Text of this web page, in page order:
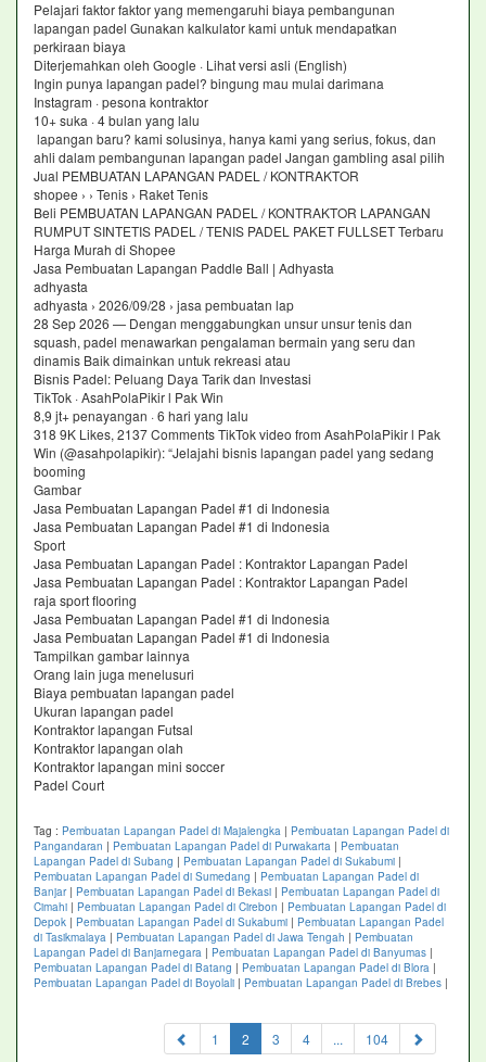
Pelajari faktor faktor yang memengaruhi biaya pembangunan
lapangan padel Gunakan kalkulator kami untuk mendapatkan
perkiraan biaya
Diterjemahkan oleh Google · Lihat versi asli (English)
Ingin punya lapangan padel? bingung mau mulai darimana
Instagram · pesona kontraktor
10+ suka · 4 bulan yang lalu
lapangan baru? kami solusinya, hanya kami yang serius, fokus, dan
ahli dalam pembangunan lapangan padel Jangan gambling asal pilih
Jual PEMBUATAN LAPANGAN PADEL / KONTRAKTOR
shopee › › Tenis › Raket Tenis
Beli PEMBUATAN LAPANGAN PADEL / KONTRAKTOR LAPANGAN
RUMPUT SINTETIS PADEL / TENIS PADEL PAKET FULLSET Terbaru
Harga Murah di Shopee
Jasa Pembuatan Lapangan Paddle Ball | Adhyasta
adhyasta
adhyasta › 2026/09/28 › jasa pembuatan lap
28 Sep 2026 — Dengan menggabungkan unsur unsur tenis dan
squash, padel menawarkan pengalaman bermain yang seru dan
dinamis Baik dimainkan untuk rekreasi atau
Bisnis Padel: Peluang Daya Tarik dan Investasi
TikTok · AsahPolaPikir l Pak Win
8,9 jt+ penayangan · 6 hari yang lalu
318 9K Likes, 2137 Comments TikTok video from AsahPolaPikir l Pak
Win (@asahpolapikir): “Jelajahi bisnis lapangan padel yang sedang
booming
Gambar
Jasa Pembuatan Lapangan Padel #1 di Indonesia
Jasa Pembuatan Lapangan Padel #1 di Indonesia
Sport
Jasa Pembuatan Lapangan Padel : Kontraktor Lapangan Padel
Jasa Pembuatan Lapangan Padel : Kontraktor Lapangan Padel
raja sport flooring
Jasa Pembuatan Lapangan Padel #1 di Indonesia
Jasa Pembuatan Lapangan Padel #1 di Indonesia
Tampilkan gambar lainnya
Orang lain juga menelusuri
Biaya pembuatan lapangan padel
Ukuran lapangan padel
Kontraktor lapangan Futsal
Kontraktor lapangan olah
Kontraktor lapangan mini soccer
Padel Court
Tag : Pembuatan Lapangan Padel di Majalengka | Pembuatan Lapangan Padel di
Pangandaran | Pembuatan Lapangan Padel di Purwakarta | Pembuatan
Lapangan Padel di Subang | Pembuatan Lapangan Padel di Sukabumi |
Pembuatan Lapangan Padel di Sumedang | Pembuatan Lapangan Padel di
Banjar| Pembuatan Lapangan Padel di Bekasi | Pembuatan Lapangan Padel di
Cimahi | Pembuatan Lapangan Padel di Cirebon | Pembuatan Lapangan Padel di
Depok | Pembuatan Lapangan Padel di Sukabumi | Pembuatan Lapangan Padel
di Tasikmalaya | Pembuatan Lapangan Padel di Jawa Tengah | Pembuatan
Lapangan Padel di Banjarnegara | Pembuatan Lapangan Padel di Banyumas |
Pembuatan Lapangan Padel di Batang | Pembuatan Lapangan Padel di Blora |
Pembuatan Lapangan Padel di Boyolali | Pembuatan Lapangan Padel di Brebes |
1 2 (current)
3 4 ... 104